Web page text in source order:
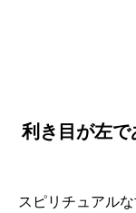
利き目が左
スピリチュアル